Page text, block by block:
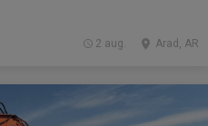
Arad, AR
2 aug.